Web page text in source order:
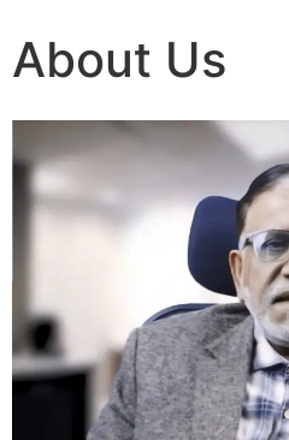
About Us